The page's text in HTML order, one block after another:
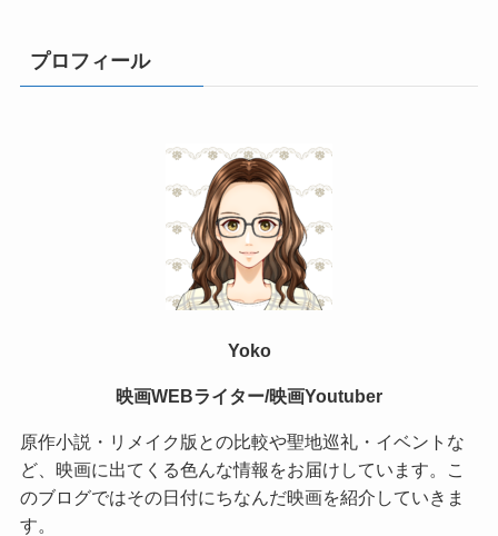
プロフィール
Yoko
映画WEBライター/映画Youtuber
原作小説・リメイク版との比較や聖地巡礼・イベントな
ど、映画に出てくる色んな情報をお届けしています。こ
のブログではその日付にちなんだ映画を紹介していきま
す。